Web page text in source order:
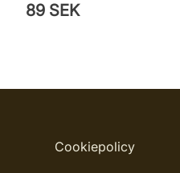
89 SEK
Cookiepolicy